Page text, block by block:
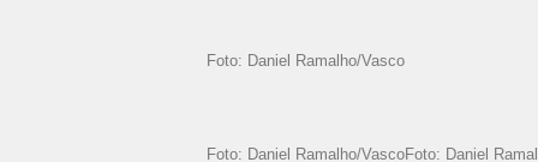
Foto: Daniel Ramalho/Vasco
Foto: Daniel Ramalho/VascoFoto: Daniel